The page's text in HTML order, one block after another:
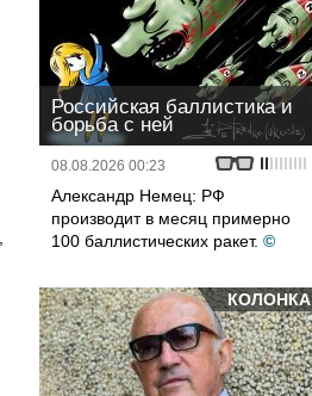
Российская баллистика и
борьба с ней
08.08.2026 00:23
Александр Немец: РФ
производит в месяц примерно
100 баллистических ракет. ©
КОЛОНКА